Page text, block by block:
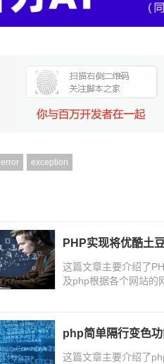
error exception
PHP实现将优酷土
这篇文章主要介绍了
及php根据各个网站的
php简单隔行变色
这篇文章主要介绍了